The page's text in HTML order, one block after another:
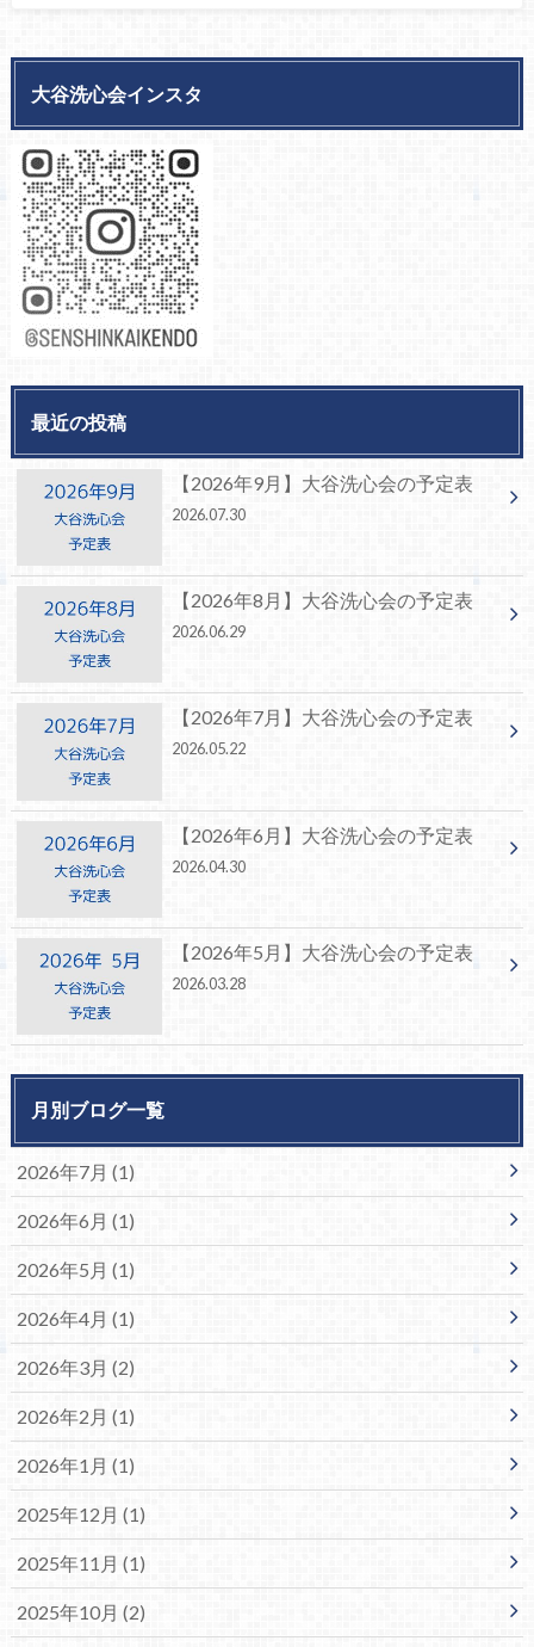
大谷洗心会インスタ
最近の投稿
【2026年9月】大谷洗心会の予定表
2026.07.30
【2026年8月】大谷洗心会の予定表
2026.06.29
【2026年7月】大谷洗心会の予定表
2026.05.22
【2026年6月】大谷洗心会の予定表
2026.04.30
【2026年5月】大谷洗心会の予定表
2026.03.28
月別ブログ一覧
2026年7月 (1)
2026年6月 (1)
2026年5月 (1)
2026年4月 (1)
2026年3月 (2)
2026年2月 (1)
2026年1月 (1)
2025年12月 (1)
2025年11月 (1)
2025年10月 (2)